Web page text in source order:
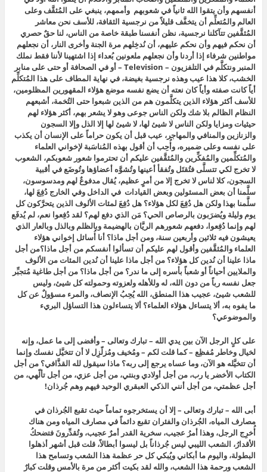
أنفسهم وأن يتقوا الله ثانياً في شعوبهم وأممهم، ينبغي على المُثقَّف وعلى
العالم والمُتعلِّم أن يتخفَّف قليلاً من نرجسية الثقافة، للأسف نحن معاشر
المُثقَّفين تتآكلنا نرجسية، نظن أنفسنا طبقة خاصة من الناس، لنا حقٌ حصري
أن نحكم فيهم وأن نحكم عليهم، أن نُدخِلهم مرة الجنة وأخرى النار، أن نجعلهم
مواطنين شرفاء إذا أردنا وأن نجعلهم ملعونين بُعداء إذا اشتهينا لأننا فقط نملك
المنبر ونتكلَّم في التلفزيون – Television – أو في الصحافة أو حتى على منابر
الخشب، كلا هذا عيب وهذه نرجسية بغيضة، في نهاية المطاف على هذا المُتكلِّم
أياً كانت صفته وأياً كان نعته أن يضع نفسه موضع هؤلاء المقهورين المظلومين،
للأسف أكثر هؤلاء الذين يتكلَّمون هم من الذين شبعوا حتى التُخمة، أشبعهم
النظام الظالم بلا شك ولكن الناس جوعى وهو لا يشعر بهم، أكثر هؤلاء لهم
حيثيات ومزايا ولكن الناس لا شيئ لها، لا شيئ لها إلا الذل وإلا السجون
والزنازين والمنافي والمهاجر، عيب قبل أن يكون حراماً على الإنسان أن يكذب
على نفسه وعلى ضميره، وأُحِب أن أقول بهذه المُناسَبة لإخواني العلماء
والمُتكلِّمين والمُفكِّرين والمُثقَّفين عليكم أن تحترموا شعور شعوبكم، الشعوب
لا تخرج لكي تتسلَّى فتُقتَل وتُفقأ أعينها وتُشوَّه أعضاؤها وتُوضَع في أقبية
السجون، كلا لناس لا تخرج إلا من أمرٍ عظيم، يُقال مدفوعٌ لهم ومدسوسون،
سلَّمنا أن بعض المسئولين وبعض القيادات في الداخل وفي الخارج دُفِعَ لها،
سلَّمنا بهذا ولكن هل دُفِعَ لكل هؤلاء؟ هل دُفِعَ لمئات الألوف الذين يتحرَّكون كل
يوم وليلة ويُضرَبون بالرصاص الحي؟ مَن الذي دفع لهم؟ لقد دُفِعوا نعم، لم يُدفَع
لهم وإنما دُفِعوا، دفعهم شعورهم الريَّان بالهضيمة وبالظلم وبالذل وبالعار الذي
يعيشون فيه ثلاثين وأربعين سنة، ومن أجل ماذا؟ أنا أُسائل إخواني هؤلاء
العلماء والمُثقَّفين وأقول لهم عليكم أن تسألوا أنفسكم من أجل ماذا؟من أجل
ماذا علينا أن نُدين كل هؤلاء؟ من أجل ماذا علينا أن نُدين المئات من الألوف
والملايين أحياناً أو شعباً بأسره إلى ما ندر؟ من أجل ماذا؟ من أجل طاغية مُتجبِّر
جعل نفسه رباً من دون الله، له وللأهله ولعزوته وحمولته كل شيئ، وليس
للشعب شيئ، عجيب هذا المنطق، الله يُحِبُ الإنصاف، والمرء مسؤولٌ عن كل
ما يفوه به، ألا يتساءل هؤلاء العلماء؟ ألا يتساءلون هذا التساؤل البريء
والموضوعي؟
على كلٍ الرجل الآن بين يدي الله – تبارك وتعالى – وأفضى إلى ما عمل، وإنه
لخيال وخاطر مُفظِع – كما قلت لكم – ومُخيف ومُزلّزِل لا أن تتخيَّل نفسك وإنما
أن تتخيَّله هو الآن، وما عساه يرجع إلى ربه؟ ماذا سيقول لله القذَّافي؟ من أجل
الكتاب الأخضر يا رب، من أجل أولادي وبنتي، من أجل عزي، من أجل تألّهي، من
أجل عظمتي، من أجل أنني الذكي العبقري الوحيد فيهم وهم جُرذان!
أبى الله – تبارك وتعالى – إلا أن يستخرجوه تماماً حيث تقبع الجُرذان في
مصارف المياه، الجُرذان والفئران تقبع دائماً في مصارف المياه ومن هناك
أُخرِج الرجل، وهذا أمرُ عجيب، سخرية القدر أمرٌ عجيب، وتُقدِّرونَ فتضحكُ
الأقدارُ، الشعب الليبي ليس جُرذاناً بل ليسوا أبطالاً، قلت قبل أشهر أذهلوا
البطولة، واليوم ما أبكاني ويُبكي كل حر عظمة هذا الشعب وتسامح هذا
الشعب ورحمة هذا الشعب، والله لقد بكيت أكثر من مرة بالأمس وقلت كبارٌ